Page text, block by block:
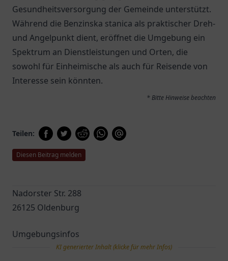
Gesundheitsversorgung der Gemeinde unterstützt.
Während die Benzinska stanica als praktischer Dreh-
und Angelpunkt dient, eröffnet die Umgebung ein
Spektrum an Dienstleistungen und Orten, die
sowohl für Einheimische als auch für Reisende von
Interesse sein könnten.
* Bitte Hinweise beachten
Teilen:
Diesen Beitrag melden
Nadorster Str. 288
26125 Oldenburg
Umgebungsinfos
KI generierter Inhalt (klicke für mehr Infos)